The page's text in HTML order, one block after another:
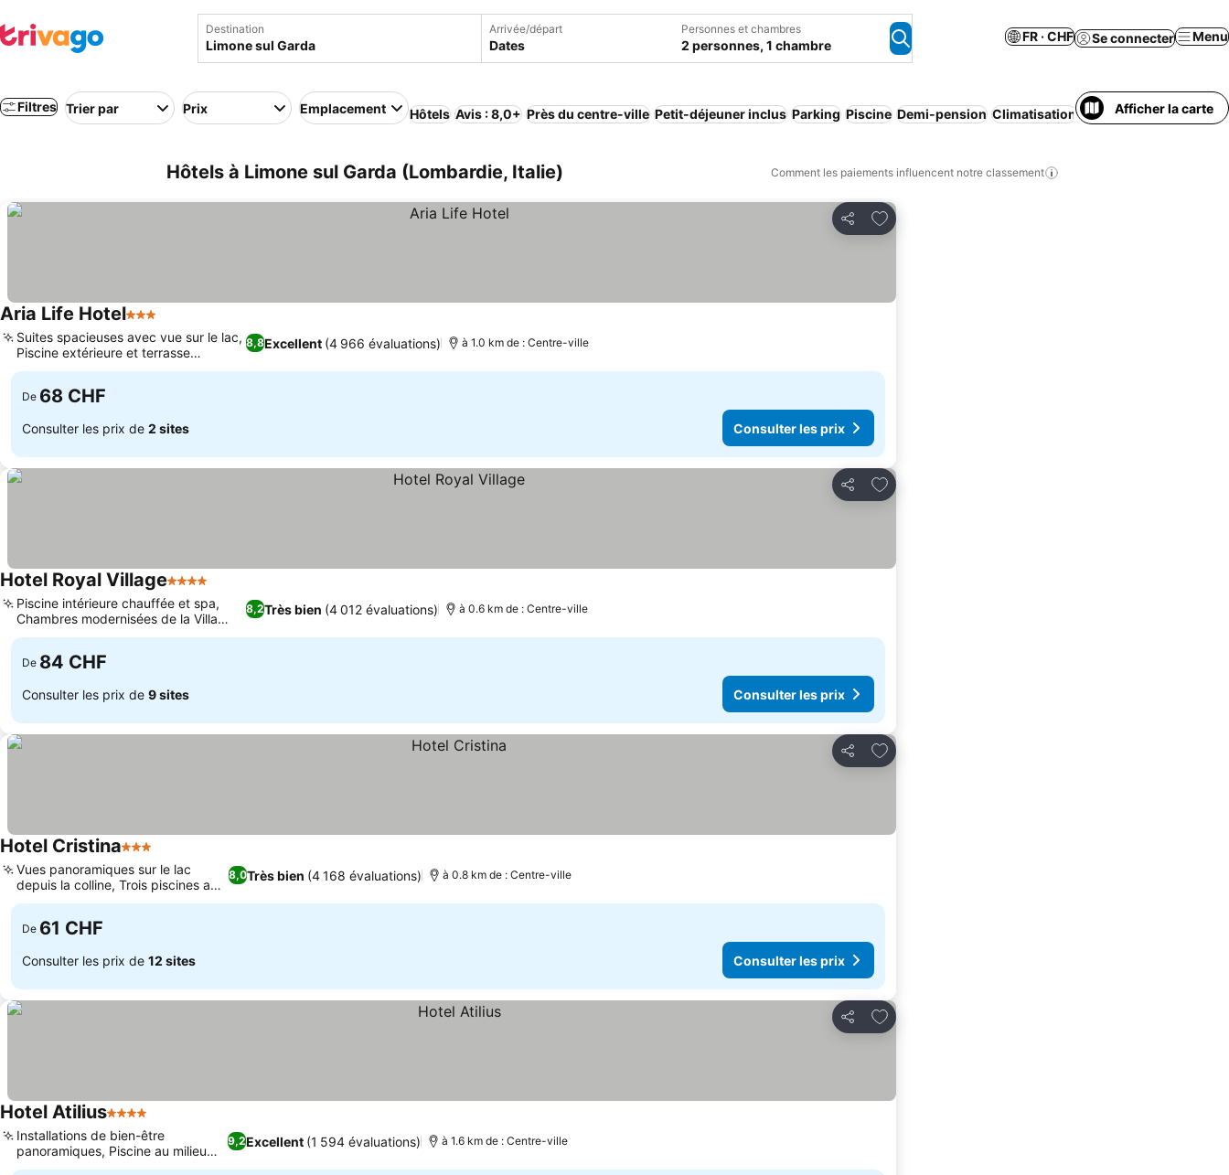
Destination Arrivée/départ
Dates
Personnes et chambres
2 personnes, 1 chambre
FR · CHF Se connecter Menu
Filtres Trier par Prix Emplacement Hôtels Avis : 8,0+ Près du centre-ville Petit-déjeuner inclus Parking Piscine Demi-pension Climatisation Plage Animaux
Afficher la carte
Hôtels à Limone sul Garda (Lombardie, Italie) Comment les paiements influencent notre classement
Partager
Ajouter à mes favoris
Aria Life Hotel3 Étoiles
8,8Excellent (4 966 évaluations)
Suites spacieuses avec vue sur le lac,
Piscine extérieure et terrasse
ensoleillée
à 1.0 km de : Centre-ville
De 68 CHF
Consulter les prix de 2 sites Consulter les prix
Partager
Ajouter à mes favoris
Hotel Royal Village4 Étoiles
8,2Très bien (4 012 évaluations)
Piscine intérieure chauffée et spa,
Chambres modernisées de la Villa
Calmetta
à 0.6 km de : Centre-ville
De 84 CHF
Consulter les prix de 9 sites Consulter les prix
Partager
Ajouter à mes favoris
Hotel Cristina3 Étoiles
8,0Très bien (4 168 évaluations)
Vues panoramiques sur le lac
depuis la colline, Trois piscines au
choix
à 0.8 km de : Centre-ville
De 61 CHF
Consulter les prix de 12 sites Consulter les prix
Partager
Ajouter à mes favoris
Hotel Atilius4 Étoiles
9,2Excellent (1 594 évaluations)
Installations de bien-être
panoramiques, Piscine au milieu
des oliviers
à 1.6 km de : Centre-ville